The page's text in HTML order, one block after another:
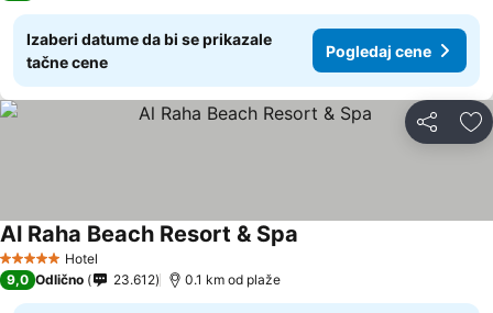
Izaberi datume da bi se prikazale
tačne cene
Pogledaj cene
Deli
5 ZvezdiceHotel
Al Raha Beach Resort & Spa
9,0 Odlično 23.612 0.1 km od plaže